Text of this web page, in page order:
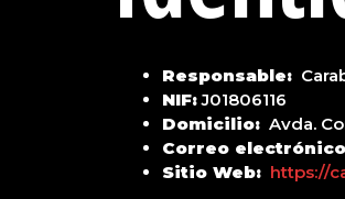
Responsable:
NIF:J01806116
Domicilio: Avda.
Correo
Sitio Web: https://